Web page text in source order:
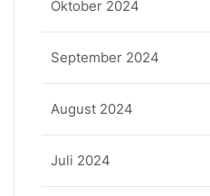
Oktober 2024
September 2024
August 2024
Juli 2024